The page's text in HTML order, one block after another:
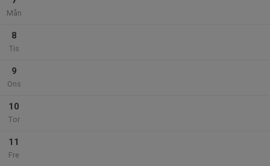
Mån
8
Tis
9
Ons
10
Tor
11
Fre